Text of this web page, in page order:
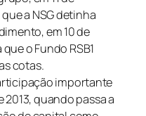
a NSG detinha
em 10 de
o Fundo RSB1
cotas.
importante
quando passa a